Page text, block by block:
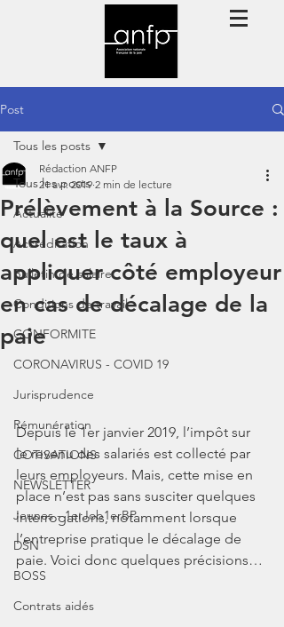
Post
Tous les posts
Actualité
Accréditation
Bulletin de salaire
Conditions de travail
CONFORMITE
CORONAVIRUS - COVID 19
Jurisprudence
Rémunération
COTISATIONS
NEWSLETTER
Jeunes - 1erJob1erBP
DSN
BOSS
Contrats aidés
Tous les posts
Prélèvement à la Source :
quel est le taux à
appliquer côté employeur
en cas de décalage de la
paie
Rédaction ANFP
21 avr. 2019 2 min de lecture
Depuis le 1er janvier 2019, l’impôt sur
le revenu des salariés est collecté par
leurs employeurs. Mais, cette mise en
place n’est pas sans susciter quelques
interrogations, notamment lorsque
l’entreprise pratique le décalage de
paie. Voici donc quelques précisions…